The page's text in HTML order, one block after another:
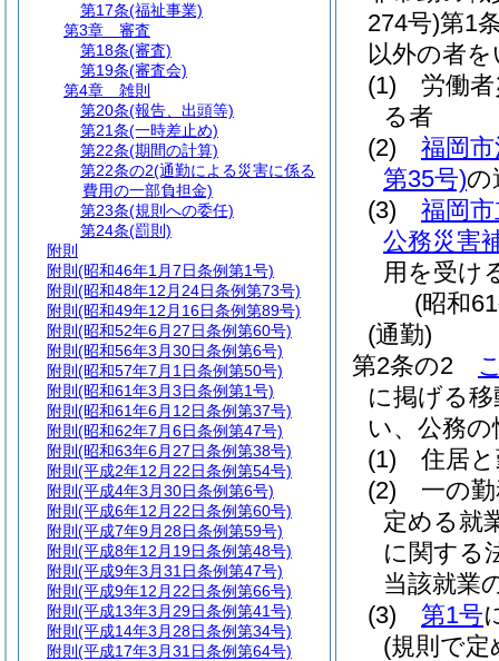
274号)第1
以外の者
(1)
労働
る者
(2)
福岡
第35号)の
(3)
福岡
公務災害
用を受け
(昭和
(通勤)
第2条の2
に掲げる
い、公務
(1)
住居
(2)
一の
定める就
に関する
当該就業
(3)
第1号
(規則で
第17条(福祉事業)
第3章
審査
第18条(審査)
第19条(審査会)
第4章
雑則
第20条(報告、出頭等)
第21条(一時差止め)
第22条(期間の計算)
第22条の2(通勤による災害に係る
費用の一部負担金)
第23条(規則への委任)
第24条(罰則)
附則
附則 (昭和46年1月7日条例第1号)
附則 (昭和48年12月24日条例第73号)
附則 (昭和49年12月16日条例第89号)
附則 (昭和52年6月27日条例第60号)
附則 (昭和56年3月30日条例第6号)
附則 (昭和57年7月1日条例第50号)
附則 (昭和61年3月3日条例第1号)
附則 (昭和61年6月12日条例第37号)
附則 (昭和62年7月6日条例第47号)
附則 (昭和63年6月27日条例第38号)
附則 (平成2年12月22日条例第54号)
附則 (平成4年3月30日条例第6号)
附則 (平成6年12月22日条例第60号)
附則 (平成7年9月28日条例第59号)
附則 (平成8年12月19日条例第48号)
附則 (平成9年3月31日条例第47号)
附則 (平成9年12月22日条例第66号)
附則 (平成13年3月29日条例第41号)
附則 (平成14年3月28日条例第34号)
附則 (平成17年3月31日条例第64号)